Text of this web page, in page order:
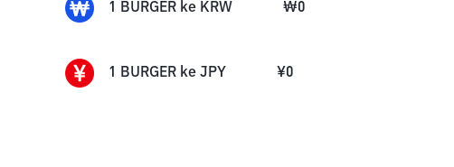
1 BURGER ke KRW ₩0
1 BURGER ke JPY ¥0